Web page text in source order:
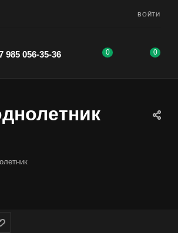
ВОЙТИ
985 056-35-36 0 0